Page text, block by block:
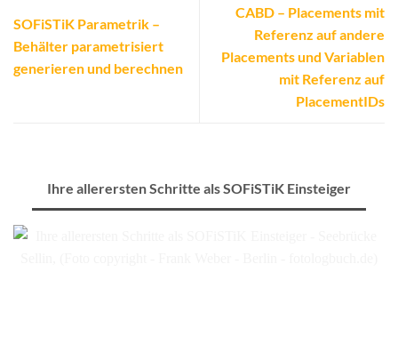
SOFiSTiK Parametrik –
Behälter parametrisiert
generieren und berechnen
CABD – Placements mit
Referenz auf andere
Placements und Variablen
mit Referenz auf
PlacementIDs
Ihre allerersten Schritte als SOFiSTiK Einsteiger